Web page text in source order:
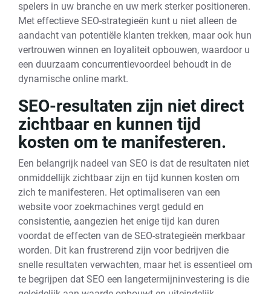
spelers in uw branche en uw merk sterker positioneren.
Met effectieve SEO-strategieën kunt u niet alleen de
aandacht van potentiële klanten trekken, maar ook hun
vertrouwen winnen en loyaliteit opbouwen, waardoor u
een duurzaam concurrentievoordeel behoudt in de
dynamische online markt.
SEO-resultaten zijn niet direct
zichtbaar en kunnen tijd
kosten om te manifesteren.
Een belangrijk nadeel van SEO is dat de resultaten niet
onmiddellijk zichtbaar zijn en tijd kunnen kosten om
zich te manifesteren. Het optimaliseren van een
website voor zoekmachines vergt geduld en
consistentie, aangezien het enige tijd kan duren
voordat de effecten van de SEO-strategieën merkbaar
worden. Dit kan frustrerend zijn voor bedrijven die
snelle resultaten verwachten, maar het is essentieel om
te begrijpen dat SEO een langetermijninvestering is die